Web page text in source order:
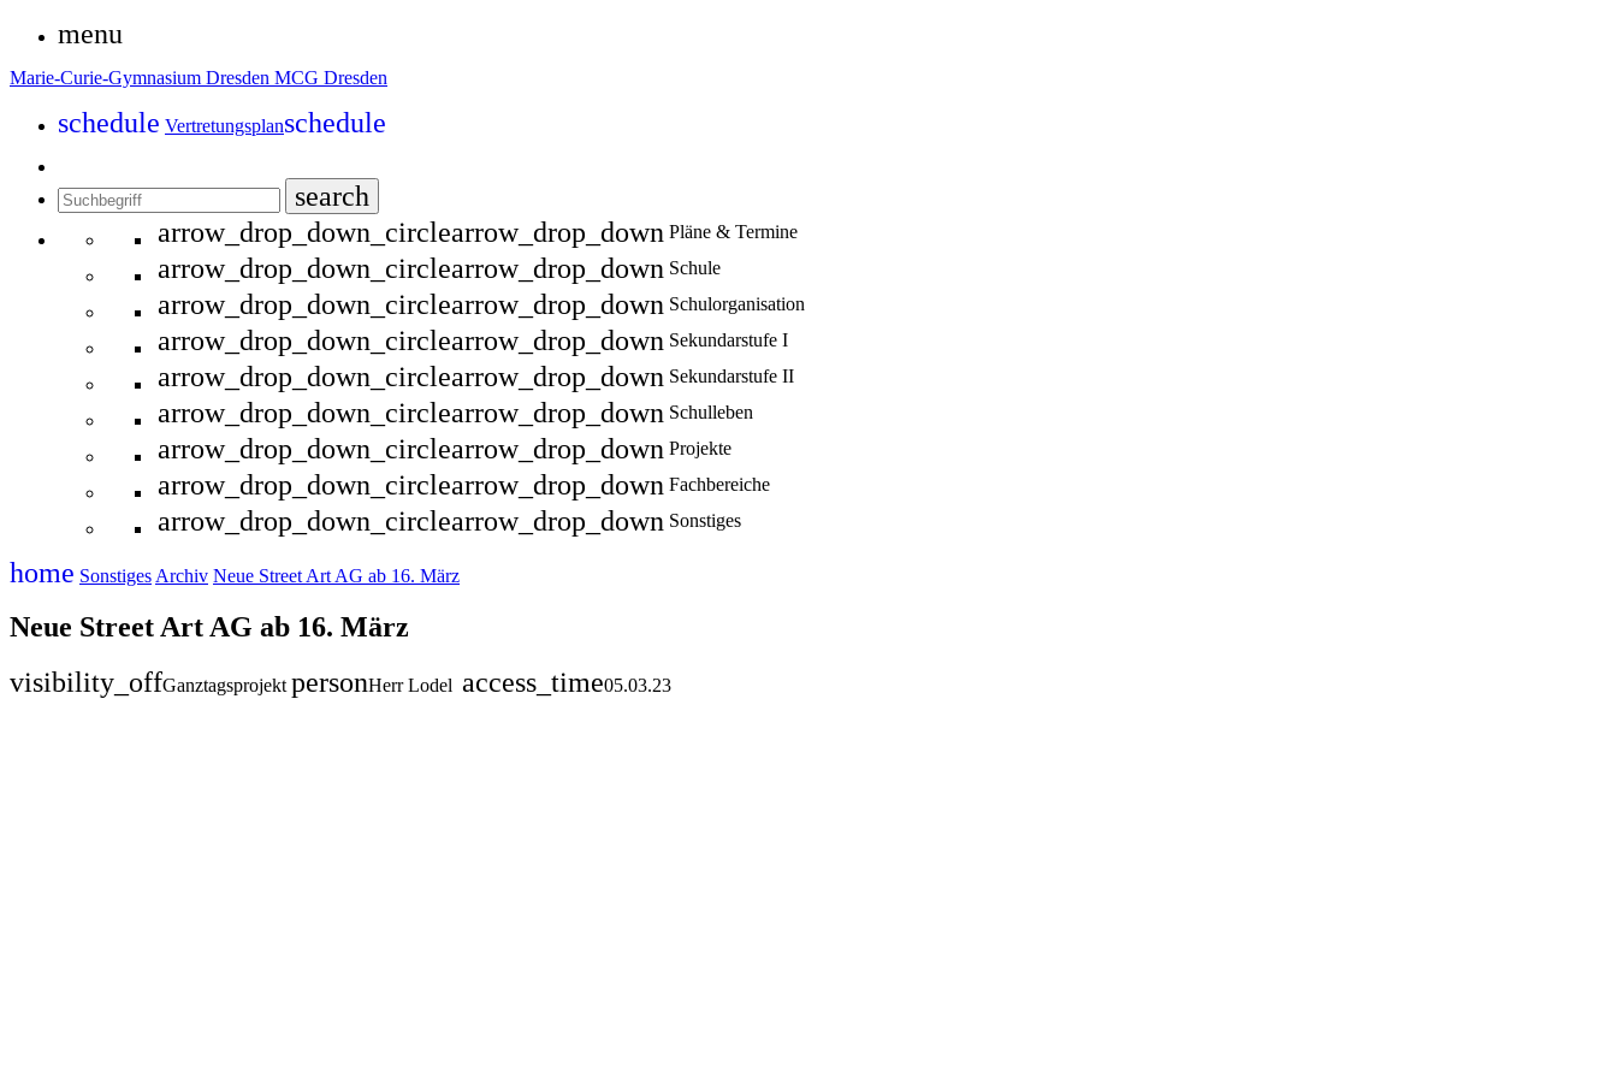
menu
Marie-Curie-Gymnasium Dresden MCG Dresden
schedule Vertretungsplanschedule
search
arrow_drop_down_circlearrow_drop_down Pläne & Termine
arrow_drop_down_circlearrow_drop_down Schule
arrow_drop_down_circlearrow_drop_down Schulorganisation
arrow_drop_down_circlearrow_drop_down Sekundarstufe I
arrow_drop_down_circlearrow_drop_down Sekundarstufe II
arrow_drop_down_circlearrow_drop_down Schulleben
arrow_drop_down_circlearrow_drop_down Projekte
arrow_drop_down_circlearrow_drop_down Fachbereiche
arrow_drop_down_circlearrow_drop_down Sonstiges
home Sonstiges Archiv Neue Street Art AG ab 16. März
Neue Street Art AG ab 16. März
visibility_offGanztagsprojekt personHerr Lodel access_time05.03.23